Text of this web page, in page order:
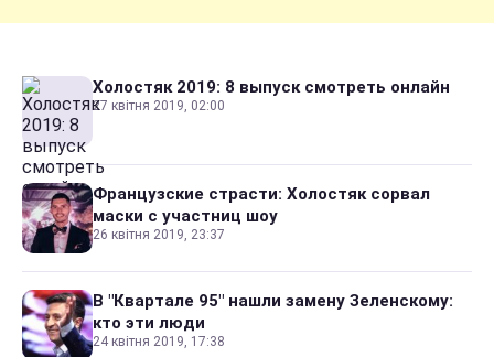
Холостяк 2019: 8 выпуск смотреть онлайн
27 квітня 2019, 02:00
Французские страсти: Холостяк сорвал
маски с участниц шоу
26 квітня 2019, 23:37
В "Квартале 95" нашли замену Зеленскому:
кто эти люди
24 квітня 2019, 17:38